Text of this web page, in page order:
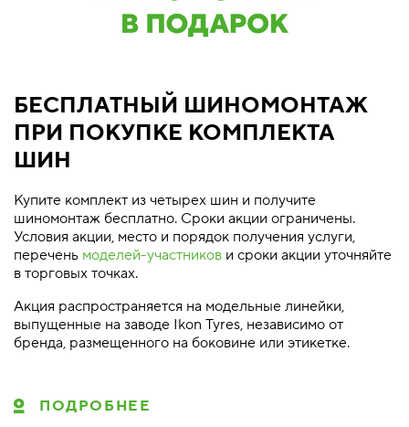
БЕСПЛАТНЫЙ ШИНОМОНТАЖ
ПРИ ПОКУПКЕ КОМПЛЕКТА
ШИН
Купите комплект из четырех шин и получите
шиномонтаж бесплатно. Сроки акции ограничены.
Условия акции, место и порядок получения услуги,
перечень моделей-участников и сроки акции уточняйте
в торговых точках.
Акция распространяется на модельные линейки,
выпущенные на заводе Ikon Tyres, независимо от
бренда, размещенного на боковине или этикетке.
ПОДРОБНЕЕ